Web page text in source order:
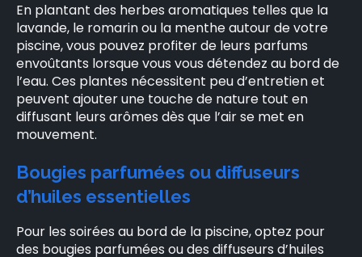
En plantant des herbes aromatiques telles que la
lavande, le romarin ou la menthe autour de votre
piscine, vous pouvez profiter de leurs parfums
envoûtants lorsque vous vous détendez au bord de
l’eau. Ces plantes nécessitent peu d’entretien et
peuvent ajouter une touche de nature tout en
diffusant leurs arômes dès que l’air se met en
mouvement.
Bougies parfumées ou diffuseurs
d’huiles essentielles
Pour les soirées au bord de la piscine, optez pour
des bougies parfumées ou des diffuseurs d’huiles